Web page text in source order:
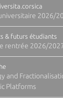
2026/
& futurs étudiants
rentrée 2026/
and
Platforms